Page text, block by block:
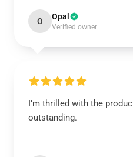
O Opal
Verified owner
I’m thrilled with the
outstanding.